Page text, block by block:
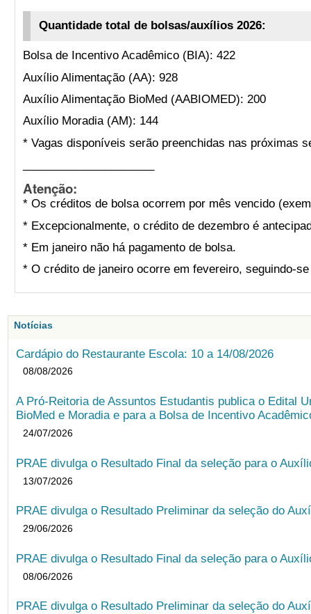
Quantidade total de bolsas/auxílios 2026:
Bolsa de Incentivo Acadêmico (BIA): 422
Auxílio Alimentação (AA): 928
Auxílio Alimentação BioMed (AABIOMED): 200
Auxílio Moradia (AM): 144
* Vagas disponíveis serão preenchidas nas próximas
Atenção:
* Os créditos de bolsa ocorrem por mês vencido
* Excepcionalmente, o crédito de dezembro é
* Em janeiro não há pagamento de bolsa.
* O crédito de janeiro ocorre em fevereiro, seguindo-
Notícias
Cardápio do Restaurante Escola: 10 a 14/08/2026
08/08/2026
A Pró-Reitoria de Assuntos Estudantis publica o Edital
BioMed e Moradia e para a Bolsa de Incentivo
24/07/2026
PRAE divulga o Resultado Final da seleção para o
13/07/2026
PRAE divulga o Resultado Preliminar da seleção do
29/06/2026
PRAE divulga o Resultado Final da seleção para o
08/06/2026
PRAE divulga o Resultado Preliminar da seleção do